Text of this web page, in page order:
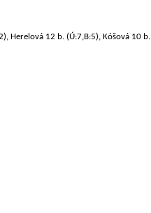
Herelová 12 b. (Ú:7,B:5), Kóšová 10 b.